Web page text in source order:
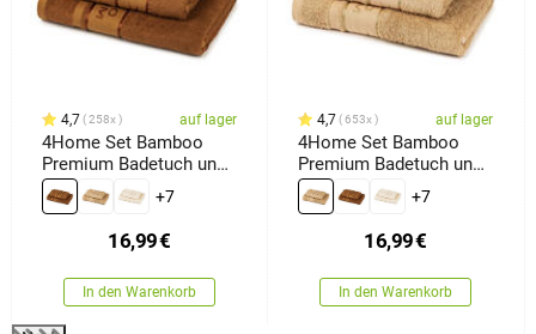
4,7 258x auf lager
4Home Set Bamboo
Premium Badetuch und
Handtuch Braun, 70 x
140 cm, 50 x 100 cm
+7
16,99€
In den Warenkorb
4,7 653x auf lager
4Home Set Bamboo
Premium Badetuch und
Handtuch Beige, 70 x
140 cm, 50 x 100 cm
+7
16,99€
In den Warenkorb